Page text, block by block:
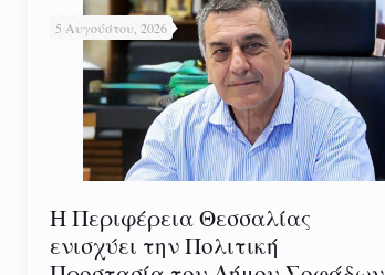
5 Αυγούστου, 2026
Η Περιφέρεια Θεσσαλίας
ενισχύει την Πολιτική